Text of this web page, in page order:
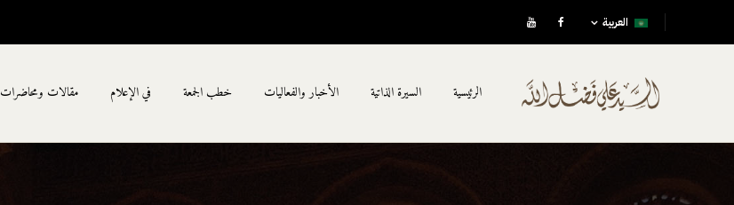
العربية
الرئيسية السيرة الذاتية الأخبار والفعاليات خطب الجمعة في الإعلام مقالات ومحاضرات